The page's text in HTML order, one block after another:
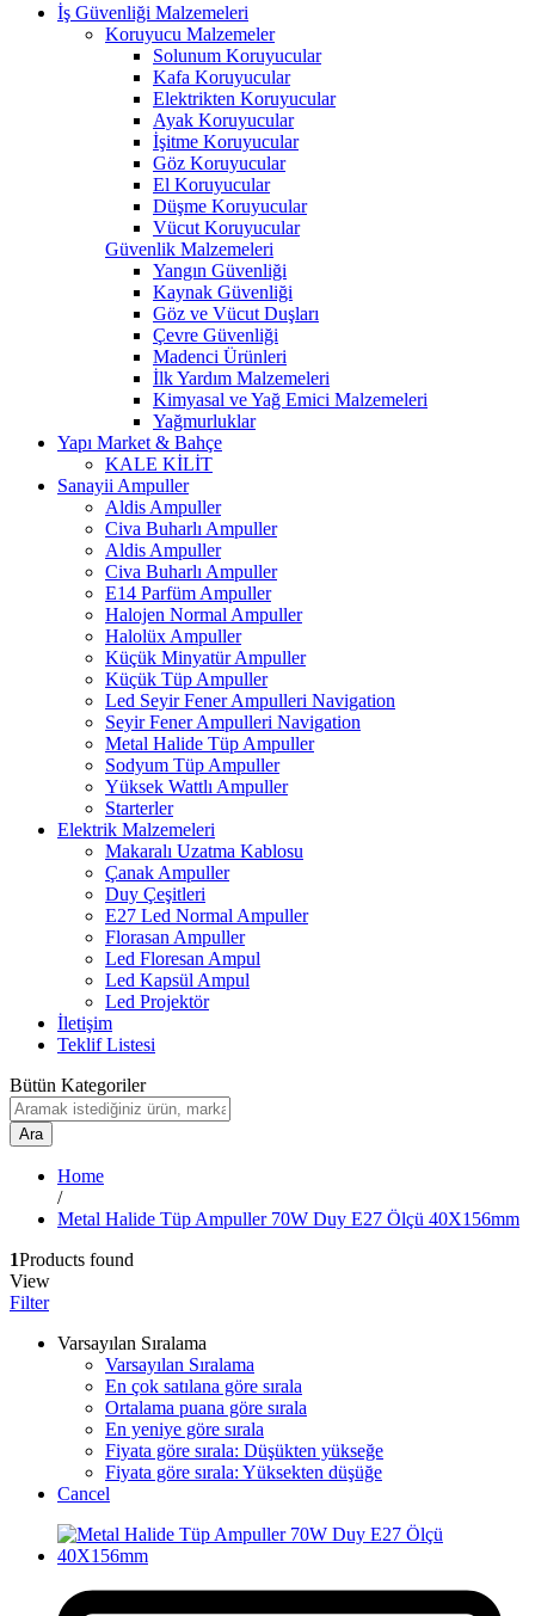
İş Güvenliği Malzemeleri
Koruyucu Malzemeler
Solunum Koruyucular
Kafa Koruyucular
Elektrikten Koruyucular
Ayak Koruyucular
İşitme Koruyucular
Göz Koruyucular
El Koruyucular
Düşme Koruyucular
Vücut Koruyucular
Güvenlik Malzemeleri
Yangın Güvenliği
Kaynak Güvenliği
Göz ve Vücut Duşları
Çevre Güvenliği
Madenci Ürünleri
İlk Yardım Malzemeleri
Kimyasal ve Yağ Emici Malzemeleri
Yağmurluklar
Yapı Market & Bahçe
KALE KİLİT
Sanayii Ampuller
Aldis Ampuller
Civa Buharlı Ampuller
Aldis Ampuller
Civa Buharlı Ampuller
E14 Parfüm Ampuller
Halojen Normal Ampuller
Halolüx Ampuller
Küçük Minyatür Ampuller
Küçük Tüp Ampuller
Led Seyir Fener Ampulleri Navigation
Seyir Fener Ampulleri Navigation
Metal Halide Tüp Ampuller
Sodyum Tüp Ampuller
Yüksek Wattlı Ampuller
Starterler
Elektrik Malzemeleri
Makaralı Uzatma Kablosu
Çanak Ampuller
Duy Çeşitleri
E27 Led Normal Ampuller
Florasan Ampuller
Led Floresan Ampul
Led Kapsül Ampul
Led Projektör
İletişim
Teklif Listesi
Bütün Kategoriler
Ara
Home
/
Metal Halide Tüp Ampuller 70W Duy E27 Ölçü 40X156mm
1Products found
View
Filter
Varsayılan Sıralama
Varsayılan Sıralama
En çok satılana göre sırala
Ortalama puana göre sırala
En yeniye göre sırala
Fiyata göre sırala: Düşükten yükseğe
Fiyata göre sırala: Yüksekten düşüğe
Cancel